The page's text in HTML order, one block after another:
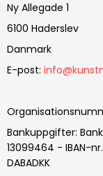
Ny Allegade 1
6100 Haderslev
Danmark
E-post:
Bankuppgifter:
13099464 - IBAN-
DABADKK